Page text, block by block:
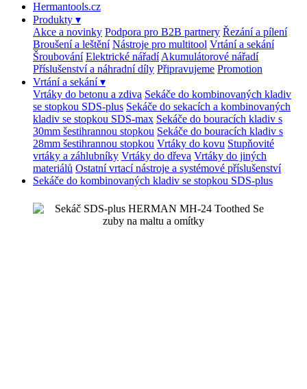
Hermantools.cz
Produkty ▾
Akce a novinky Podpora pro B2B partnery Řezání a pílení
Broušení a leštění Nástroje pro multitool Vrtání a sekání
Šroubování Elektrické nářadí Akumulátorové nářadí
Příslušenství a náhradní díly Připravujeme Promotion
Vrtání a sekání▾
Vrtáky do betonu a zdiva Sekáče do kombinovaných kladiv
se stopkou SDS-plus Sekáče do sekacích a kombinovaných
kladiv se stopkou SDS-max Sekáče do bouracích kladiv s
30mm šestihrannou stopkou Sekáče do bouracích kladiv s
28mm šestihrannou stopkou Vrtáky do kovu Stupňovité
vrtáky a záhlubníky Vrtáky do dřeva Vrtáky do jiných
materiálů Ostatní vrtací nástroje a systémové příslušenství
Sekáče do kombinovaných kladiv se stopkou SDS-plus